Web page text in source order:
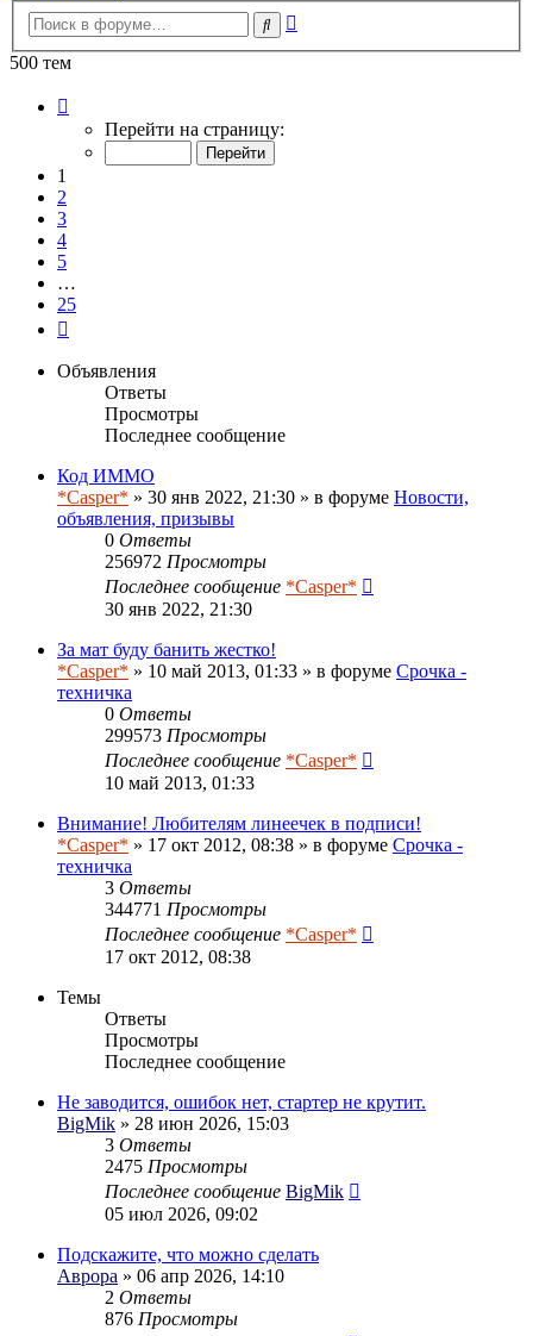
Поиск
500 тем
Перейти на страницу:
1
2
3
4
5
…
25
Объявления
Ответы
Просмотры
Последнее сообщение
Код ИММО
*Casper* » 30 янв 2022, 21:30 » в форуме Новости,
объявления, призывы
0 Ответы
256972 Просмотры
Последнее сообщение *Casper*
30 янв 2022, 21:30
За мат буду банить жестко!
*Casper* » 10 май 2013, 01:33 » в форуме Срочка -
техничка
0 Ответы
299573 Просмотры
Последнее сообщение *Casper*
10 май 2013, 01:33
Внимание! Любителям линеечек в подписи!
*Casper* » 17 окт 2012, 08:38 » в форуме Срочка -
техничка
3 Ответы
344771 Просмотры
Последнее сообщение *Casper*
17 окт 2012, 08:38
Темы
Ответы
Просмотры
Последнее сообщение
Не заводится, ошибок нет, стартер не крутит.
BigMik » 28 июн 2026, 15:03
3 Ответы
2475 Просмотры
Последнее сообщение BigMik
05 июл 2026, 09:02
Подскажите, что можно сделать
Аврора » 06 апр 2026, 14:10
2 Ответы
876 Просмотры